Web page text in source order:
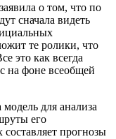
о том, что по
сначала видеть
те ролики, что
это как всегда
на фоне всеобщей
для анализа
его
прогнозы